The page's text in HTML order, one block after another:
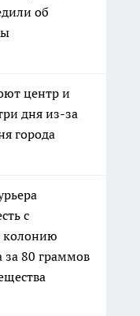
об
центр и
дня из-за
города
с
колонию
за 80 граммов